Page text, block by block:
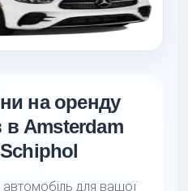
на оренду
в Amsterdam
для вашої